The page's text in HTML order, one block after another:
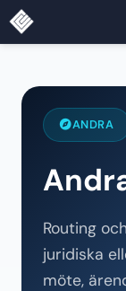
ANDRA
Routing
juridiska
möte,